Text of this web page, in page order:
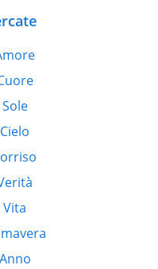
Sole
Cielo
Vita
Anno